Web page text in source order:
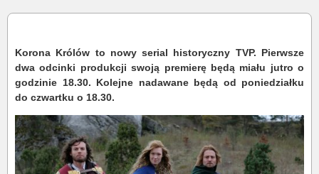
Korona Królów to nowy serial historyczny TVP. Pierwsze
dwa odcinki produkcji swoją premierę będą miału jutro o
godzinie 18.30. Kolejne nadawane będą od poniedziałku
do czwartku o 18.30.